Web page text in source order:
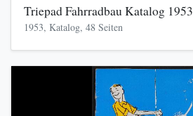
Triepad Fahrradbau Katalog 1953
1953, Katalog, 48 Seiten